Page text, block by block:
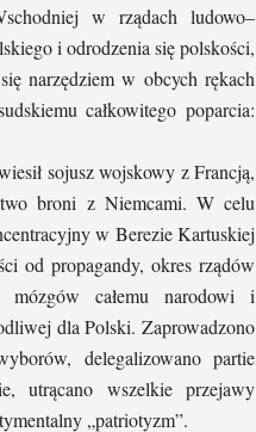
w rządach ludowo–
i odrodzenia się polskości,
narzędziem w obcych rękach
całkowitego poparcia:
sojusz wojskowy z Francją,
broni z Niemcami. W celu
w Berezie Kartuskiej
od propagandy, okres rządów
mózgów całemu narodowi i
dla Polski. Zaprowadzono
delegalizowano partie
utrącano wszelkie przejawy
„patriotyzm”.